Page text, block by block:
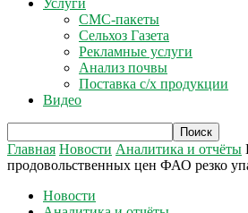
СМС-пакеты
Сельхоз Газета
Рекламные услуги
Анализ почвы
Поставка с/х продукции
Видео
Главная Новости Аналитика и отчёты
продовольственных цен ФАО резко
Новости